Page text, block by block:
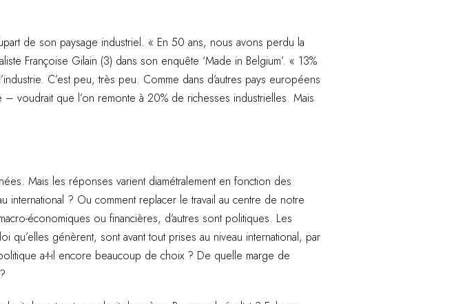
de son paysage industriel. « En 50 ans, nous avons perdu la
Françoise Gilain (3) dans son enquête ‘Made in Belgium’. « 13%
C’est peu, très peu. Comme dans d’autres pays européens
voudrait que l’on remonte à 20% de richesses industrielles. Mais
Mais les réponses varient diamétralement en fonction des
international ? Ou comment replacer le travail au centre de notre
économiques ou financières, d’autres sont politiques. Les
génèrent, sont avant tout prises au niveau international, par
a-t-il encore beaucoup de choix ? De quelle marge de